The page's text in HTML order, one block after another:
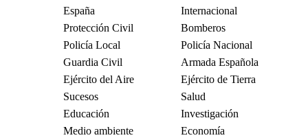
España
Internacional
Protección Civil
Bomberos
Policía Local
Policía Nacional
Guardia Civil
Armada Española
Ejército del Aire
Ejército de Tierra
Sucesos
Salud
Educación
Investigación
Medio ambiente
Economía